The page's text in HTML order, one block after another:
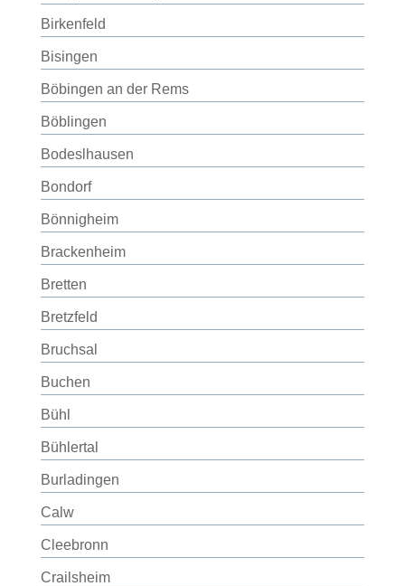
Birkenfeld
Bisingen
Böbingen an der Rems
Böblingen
Bodeslhausen
Bondorf
Bönnigheim
Brackenheim
Bretten
Bretzfeld
Bruchsal
Buchen
Bühl
Bühlertal
Burladingen
Calw
Cleebronn
Crailsheim